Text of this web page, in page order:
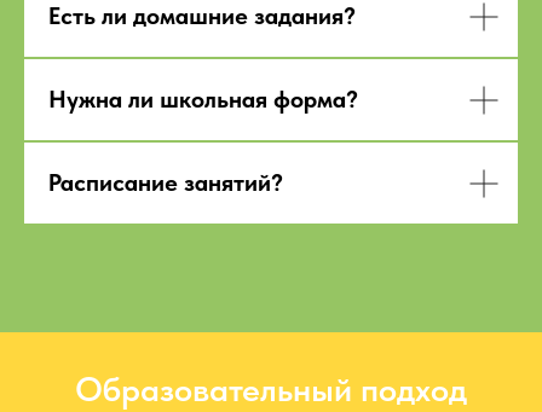
Есть ли домашние задания?
Нужна ли школьная форма?
Расписание занятий?
Образовательный подход